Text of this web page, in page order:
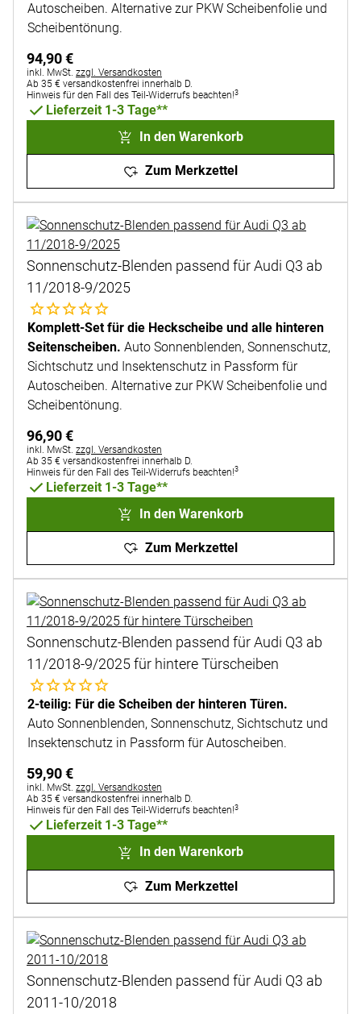
Autoscheiben. Alternative zur PKW Scheibenfolie und
Scheibentönung.
94,90€
Steuerhinweis:
inkl. MwSt. zzgl. Versandkosten
Ab 35 € versandkostenfrei innerhalb D.
Hinweis für den Fall des Teil-Widerrufs beachten!3
Lieferzeit 1-3 Tage**
In den Warenkorb
Zum Merkzettel
Sonnenschutz-Blenden passend für Audi Q3 ab
11/2018-9/2025
Noch keine Bewertungen abgegeben
Komplett-Set für die Heckscheibe und alle hinteren
Seitenscheiben. Auto Sonnenblenden, Sonnenschutz,
Sichtschutz und Insektenschutz in Passform für
Autoscheiben. Alternative zur PKW Scheibenfolie und
Scheibentönung.
96,90€
Steuerhinweis:
inkl. MwSt. zzgl. Versandkosten
Ab 35 € versandkostenfrei innerhalb D.
Hinweis für den Fall des Teil-Widerrufs beachten!3
Lieferzeit 1-3 Tage**
In den Warenkorb
Zum Merkzettel
Sonnenschutz-Blenden passend für Audi Q3 ab
11/2018-9/2025 für hintere Türscheiben
Noch keine Bewertungen abgegeben
2-teilig: Für die Scheiben der hinteren Türen.
Auto Sonnenblenden, Sonnenschutz, Sichtschutz und
Insektenschutz in Passform für Autoscheiben.
59,90€
Steuerhinweis:
inkl. MwSt. zzgl. Versandkosten
Ab 35 € versandkostenfrei innerhalb D.
Hinweis für den Fall des Teil-Widerrufs beachten!3
Lieferzeit 1-3 Tage**
In den Warenkorb
Zum Merkzettel
Sonnenschutz-Blenden passend für Audi Q3 ab
2011-10/2018